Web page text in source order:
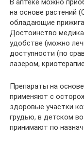
В аптеке можно
на основе растений
обладающие
Достоинство
удобстве (можно
доступности (по
лазером,
Препараты на
применяют с
здоровые участки
грудью, в детском
принимают по